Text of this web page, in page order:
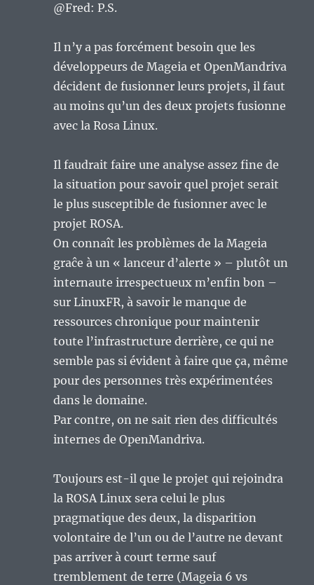
@Fred: P.S.
Il n’y a pas forcément besoin que les
développeurs de Mageia et OpenMandriva
décident de fusionner leurs projets, il faut
au moins qu’un des deux projets fusionne
avec la Rosa Linux.
Il faudrait faire une analyse assez fine de
la situation pour savoir quel projet serait
le plus susceptible de fusionner avec le
projet ROSA.
On connaît les problèmes de la Mageia
graĉe à un « lanceur d’alerte » – plutôt un
internaute irrespectueux m’enfin bon –
sur LinuxFR, à savoir le manque de
ressources chronique pour maintenir
toute l’infrastructure derrière, ce qui ne
semble pas si évident à faire que ça, même
pour des personnes très expérimentées
dans le domaine.
Par contre, on ne sait rien des difficultés
internes de OpenMandriva.
Toujours est-il que le projet qui rejoindra
la ROSA Linux sera celui le plus
pragmatique des deux, la disparition
volontaire de l’un ou de l’autre ne devant
pas arriver à court terme sauf
tremblement de terre (Mageia 6 vs